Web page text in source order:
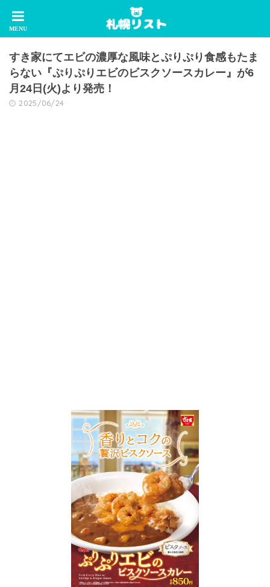
すき家にてエビの濃厚な風味とぷりぷり食感もたま
らない『ぷりぷりエビのビスクソースカレー』が6
月24日(火)より発売！
2025/06/24